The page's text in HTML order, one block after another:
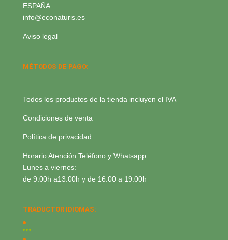
ESPAÑA
info@econaturis.es
Aviso legal
MÉTODOS DE PAGO:
Todos los productos de la tienda incluyen el IVA
Condiciones de venta
Política de privacidad
Horario Atención Teléfono y Whatsapp
Lunes a viernes:
de 9:00h a13:00h y de 16:00 a 19:00h
TRADUCTOR IDIOMAS: